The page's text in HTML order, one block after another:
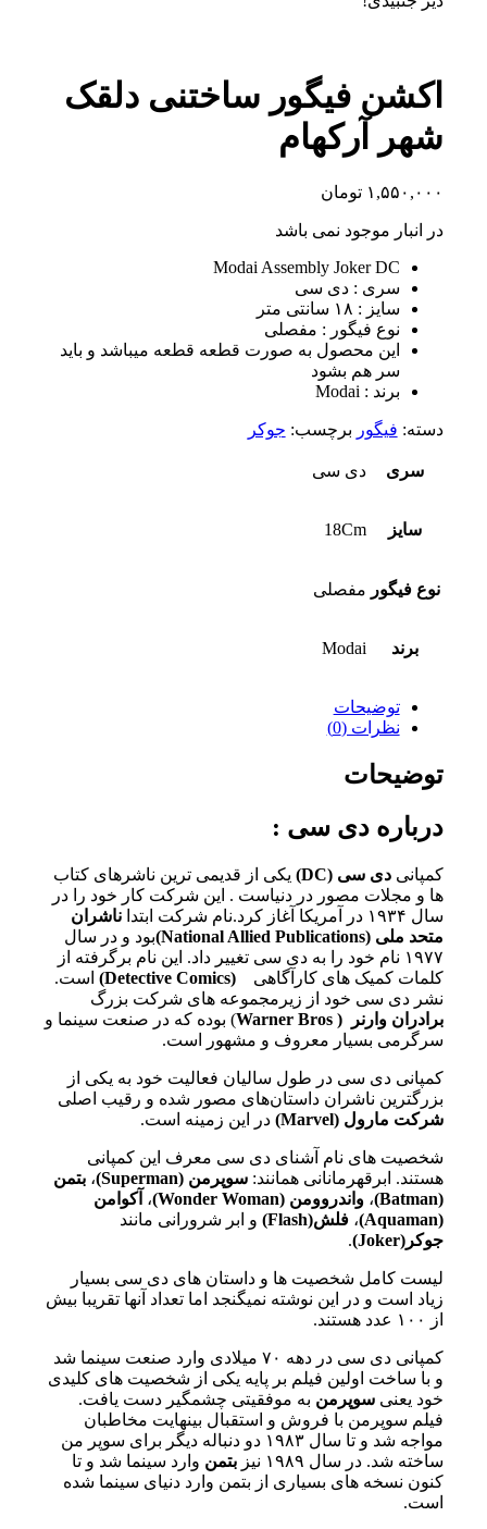
اکشن فیگور ساختنی دلقک
شهر آرکهام
۱,۵۵۰,۰۰۰ تومان
در انبار موجود نمی باشد
Modai Assembly Joker DC
سری : دی سی
سایز : ۱۸ سانتی متر
نوع فیگور : مفصلی
این محصول به صورت قطعه قطعه میباشد و باید
سر هم بشود
برند : Modai
دسته: فیگور برچسب: جوکر
سری دی سی
سایز 18Cm
نوع فیگور مفصلی
برند Modai
توضیحات
نظرات (0)
توضیحات
درباره دی سی :
کمپانیدی سی (DC)
یکی از قدیمی ترین ناشرهای کتاب
ها و مجلات مصور در دنیاست . این شرکت کار خود را در
سال ۱۹۳۴ در آمریکا آغاز کرد.نام شرکت ابتدا
ناشران
متحد ملی (National Allied Publications)
بود و در سال
۱۹۷۷ نام خود را به دی سی تغییر داد. این نام برگرفته از
کلمات کمیک های کارآگاهی
(Detective Comics)
است.
نشر دی سی خود از زیرمجموعه های شرکت بزرگ
برادران وارنر
( Warner Bros
) بوده که در صنعت سینما و
سرگرمی بسیار معروف و مشهور است.
کمپانی دی سی در طول سالیان فعالیت خود به یکی از
بزرگترین ناشران داستان‌های مصور شده و رقیب اصلی
شرکت مارول (Marvel)
در این زمینه است.
شخصیت های نام آشنای دی سی معرف این کمپانی
هستند. ابرقهرمانانی همانند:سوپرمن (Superman) ،بتمن
(Batman)
،واندروومن (Wonder Woman) ، آکوامن
(Aquaman)
،فلش(Flash)
و ابر شرورانی مانند
جوکر(Joker)
.
لیست کامل شخصیت ها و داستان های دی سی بسیار
زیاد است و در این نوشته نمیگنجد اما تعداد آنها تقریبا بیش
از ۱۰۰ عدد هستند.
کمپانی دی سی در دهه ۷۰ میلادی وارد صنعت سینما شد
و با ساخت اولین فیلم بر پایه یکی از شخصیت های کلیدی
خود یعنیسوپرمن به موفقیتی چشمگیر دست یافت.
فیلم سوپرمن با فروش و استقبال بینهایت مخاطبان
مواجه شد و تا سال ۱۹۸۳ دو دنباله دیگر برای سوپر من
ساخته شد. در سال ۱۹۸۹ نیز
بتمن وارد سینما شد و تا
کنون نسخه های بسیاری از بتمن وارد دنیای سینما شده
است.